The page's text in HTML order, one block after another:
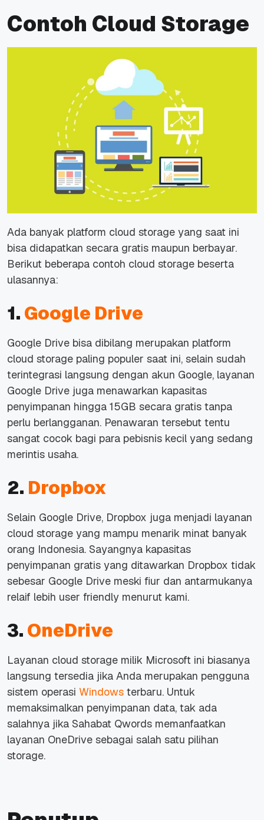
Contoh Cloud Storage
Ada banyak platform cloud storage yang saat ini
bisa didapatkan secara gratis maupun berbayar.
Berikut beberapa contoh cloud storage beserta
ulasannya:
1. Google Drive
Google Drive bisa dibilang merupakan platform
cloud storage paling populer saat ini, selain sudah
terintegrasi langsung dengan akun Google, layanan
Google Drive juga menawarkan kapasitas
penyimpanan hingga 15GB secara gratis tanpa
perlu berlangganan. Penawaran tersebut tentu
sangat cocok bagi para pebisnis kecil yang sedang
merintis usaha.
2. Dropbox
Selain Google Drive, Dropbox juga menjadi layanan
cloud storage yang mampu menarik minat banyak
orang Indonesia. Sayangnya kapasitas
penyimpanan gratis yang ditawarkan Dropbox tidak
sebesar Google Drive meski fiur dan antarmukanya
relaif lebih user friendly menurut kami.
3. OneDrive
Layanan cloud storage milik Microsoft ini biasanya
langsung tersedia jika Anda merupakan pengguna
sistem operasi Windows terbaru. Untuk
memaksimalkan penyimpanan data, tak ada
salahnya jika Sahabat Qwords memanfaatkan
layanan OneDrive sebagai salah satu pilihan
storage.